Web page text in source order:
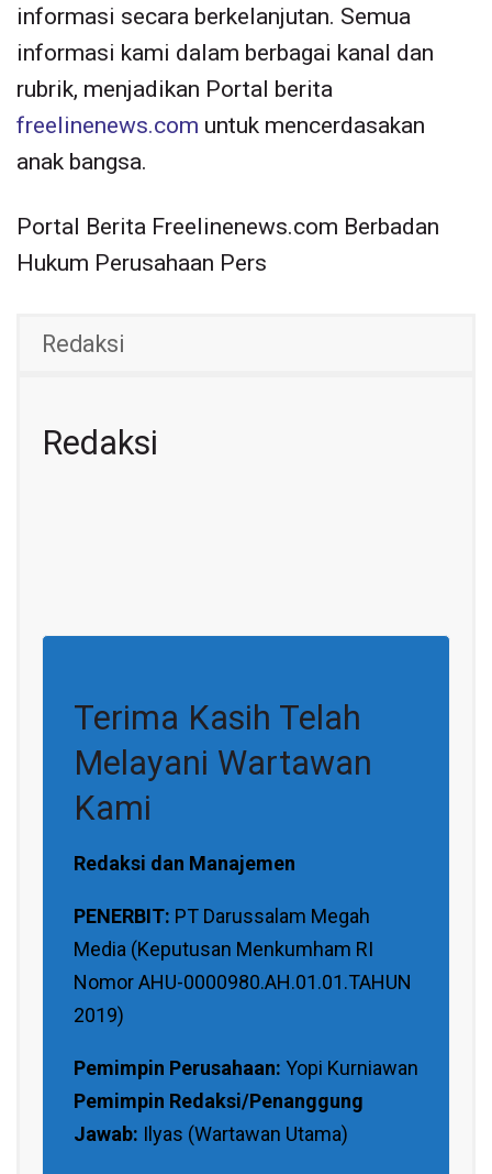
informasi secara berkelanjutan. Semua
informasi kami dalam berbagai kanal dan
rubrik, menjadikan Portal berita
freelinenews.com untuk mencerdasakan
anak bangsa.
Portal Berita Freelinenews.com Berbadan
Hukum Perusahaan Pers
Redaksi
Redaksi
Terima Kasih Telah
Melayani Wartawan
Kami
Redaksi dan Manajemen
PENERBIT: PT Darussalam Megah
Media (Keputusan Menkumham RI
Nomor AHU-0000980.AH.01.01.TAHUN
2019)
Pemimpin Perusahaan: Yopi Kurniawan
Pemimpin Redaksi/Penanggung
Jawab: Ilyas (Wartawan Utama)